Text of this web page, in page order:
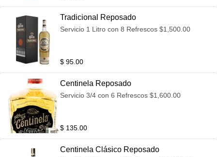
Tradicional Reposado
Servicio 1 Litro con 8 Refrescos $1,500.00
$ 95.00
Centinela Reposado
Servicio 3/4 con 6 Refrescos $1,600.00
$ 135.00
Centinela Clásico Reposado